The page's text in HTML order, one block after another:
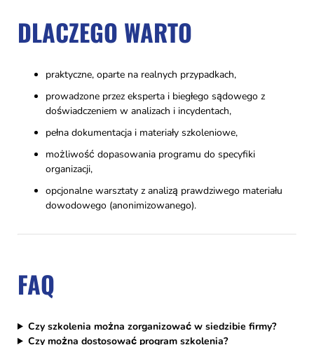
DLACZEGO WARTO
praktyczne, oparte na realnych przypadkach,
prowadzone przez eksperta i biegłego sądowego z
doświadczeniem w analizach i incydentach,
pełna dokumentacja i materiały szkoleniowe,
możliwość dopasowania programu do specyfiki
organizacji,
opcjonalne warsztaty z analizą prawdziwego materiału
dowodowego (anonimizowanego).
FAQ
Czy szkolenia można zorganizować w siedzibie firmy?
Czy można dostosować program szkolenia?